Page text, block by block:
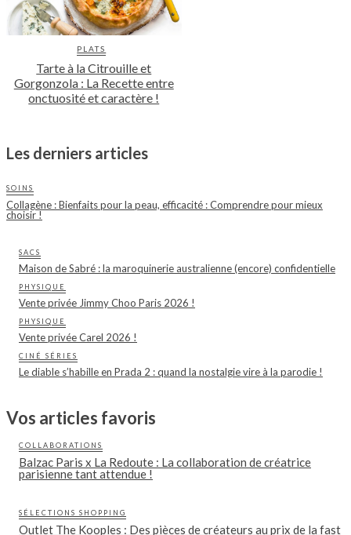
PLATS
Tarte à la Citrouille et
Gorgonzola : La Recette entre
onctuosité et caractère !
Les derniers articles
SOINS
Collagène : Bienfaits pour la peau, efficacité : Comprendre pour mieux
choisir !
SACS
Maison de Sabré : la maroquinerie australienne (encore) confidentielle
PHYSIQUE
Vente privée Jimmy Choo Paris 2026 !
PHYSIQUE
Vente privée Carel 2026 !
CINÉ SÉRIES
Le diable s’habille en Prada 2 : quand la nostalgie vire à la parodie !
Vos articles favoris
COLLABORATIONS
Balzac Paris x La Redoute : La collaboration de créatrice
parisienne tant attendue !
SÉLECTIONS SHOPPING
Outlet The Kooples : Des pièces de créateurs au prix de la fast